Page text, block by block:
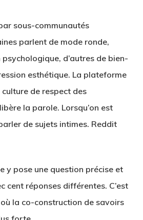
sous-communautés
parlent de mode ronde,
psychologique, d’autres de bien-
esthétique. La plateforme
de respect des
la parole. Lorsqu’on est
de sujets intimes. Reddit
y pose une question précise et
cent réponses différentes. C’est
où la co-construction de savoirs